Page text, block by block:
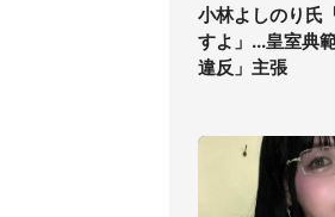
小林よしのり氏
すよ」...皇室典
違反」主張